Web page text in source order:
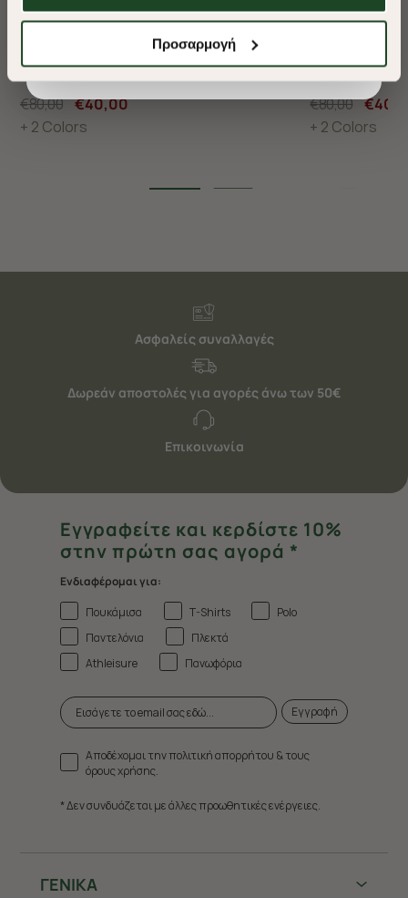
λειτουργικότητα της ιστοσελίδας μας. Ωστόσο, λάβετε
θα μπορούμε να συλλέξουμε πληροφορίες που θα
προσφέρουμε εξατομικευμένες υπηρεσίες και
διαφημίσεις. Για να προσαρμόσετε τις επιλογές σας ή
Προσαρμογή
-50%
ΓΙΛΕΚΟ BODY WARM REGULAR FIT
€80,00 €40,00
+ 2 Colors
-50%
€80,00
+ 2 Colors
Ασφαλείς συναλλαγές
Δωρεάν αποστολές για αγορές άνω των 50€
Επικοινωνία
ΓΕΝΙΚΑ
Εγγραφείτε και κερδίστε 10%
στην πρώτη σας αγορά *
Ενδιαφέρομαι για:
Πουκάμισα
T-Shirts
Polo
Παντελόνια
Πλεκτά
Athleisure
Πανωφόρια
Εγγραφή
Αποδέχομαι την πολιτική απορρήτου & τους
όρους χρήσης.
* Δεν συνδυάζεται με άλλες προωθητικές ενέργειες.
Shop Now